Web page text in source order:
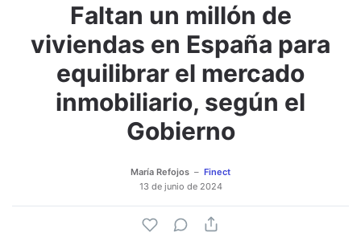
Faltan un millón de
viviendas en España para
equilibrar el mercado
inmobiliario, según el
Gobierno
María Refojos
Finect
13 de junio de 2024